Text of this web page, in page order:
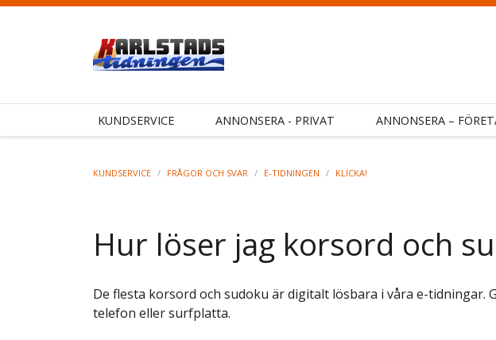
KUNDSERVICE ANNONSERA - PRIVAT ANNONSERA –
KUNDSERVICE / FRÅGOR OCH SVAR / E-TIDNINGEN / KLICKA!
Hur löser jag korsord och
De flesta korsord och sudoku är digitalt lösbara i våra e-tidningar.
telefon eller surfplatta.